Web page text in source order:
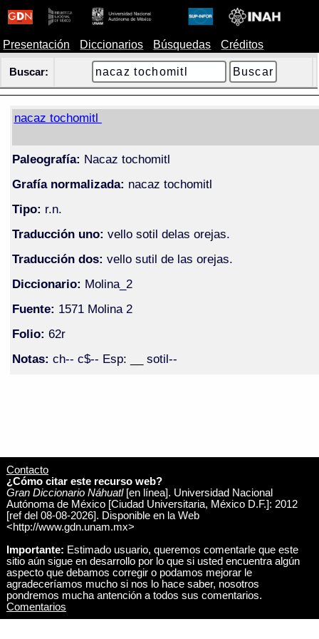
Presentación Diccionarios Búsquedas Créditos
Buscar:
nacaz tochomitl
Paleografía: Nacaz tochomitl
Grafía normalizada: nacaz tochomitl
Tipo: r.n.
Traducción uno: vello sotil delas orejas.
Traducción dos: vello sutil de las orejas.
Diccionario: Molina_2
Fuente: 1571 Molina 2
Folio: 62r
Notas: ch-- c$-- Esp: __ sotil--
Contacto
¿Cómo citar este recurso web?
Gran Diccionario Náhuatl[en línea]. Universidad Nacional
Autónoma de México [Ciudad Universitaria, México D.F.]: 2012
[ref del 08-08-2026]. Disponible en la Web
<http://www.gdn.unam.mx>
Importante: Estimado usuario, queremos comentarle que este
sitio aún sigue en desarrollo por lo que si usted encuentra algún
aspecto que debamos corregir o podamos mejorar le
agradeceríamos mucho si nos lo hace saber, nosotros
pondremos mucha antención a todos sus comentarios.
Comentarios